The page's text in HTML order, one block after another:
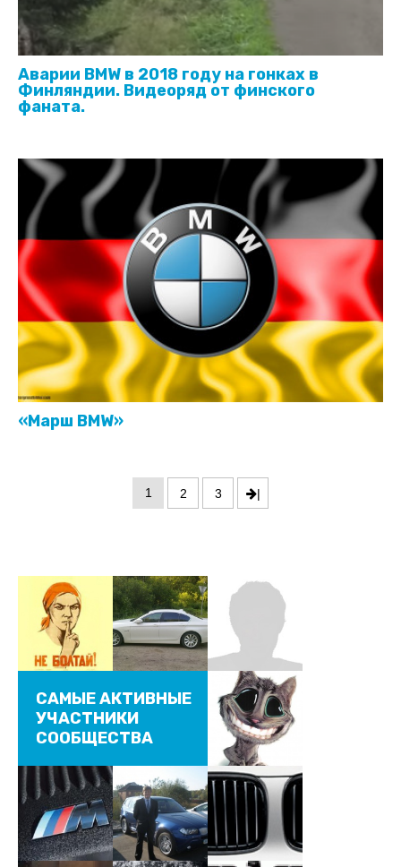
Аварии BMW в 2018 году на гонках в
Финляндии. Видеоряд от финского
фаната.
«Марш BMW»
1 2 3 |
САМЫЕ АКТИВНЫЕ
УЧАСТНИКИ
СООБЩЕСТВА